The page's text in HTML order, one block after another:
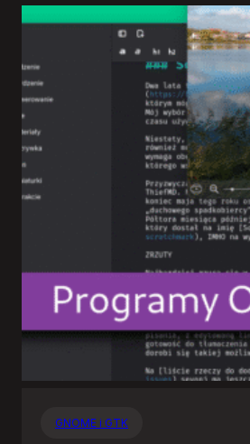
torby
rowerowe
GNOME i GTK